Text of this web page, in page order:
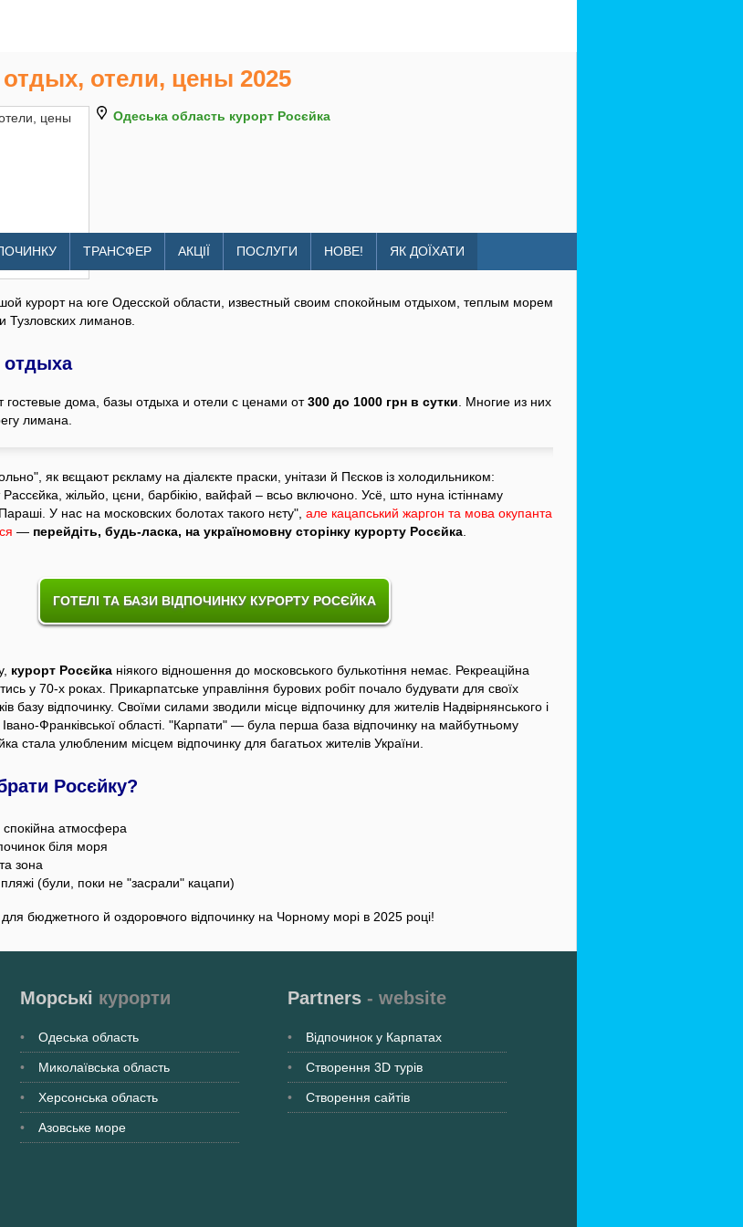
ТРАНСФЕР АКЦІЇ ПОСЛУГИ НОВЕ! ЯК ДОЇХАТИ
отели, цены 2025
Одеська область курорт Росєйка
litomore.com.ua/tourism/rosyeyka-kurort
курорт на юге Одесской области, известный своим спокойным отдыхом, теплым морем
Тузловских лиманов.
гостевые дома, базы отдыха и отели с ценами от300 до 1000 грн в сутки . Многие из них
лимана.
як вєщают рєкламу на діалєкте праски, унітази й Пєсков із холодильником:
Рассєйка, жільйо, цєни, барбікію, вайфай – всьо включоно. Усё, што нуна істіннаму
Параші. У нас на московских болотах такого нєту", але кацапський жаргон та мова окупанта
— перейдіть, будь-ласка, на україномовну сторінку курорту Росєйка
ГОТЕЛІ ТА БАЗИ ВІДПОЧИНКУ КУРОРТУ РОСЄЙКА
курорт Росєйка ніякого відношення до московського булькотіння немає. Рекреаційна
у 70-х роках. Прикарпатське управління бурових робіт почало будувати для своїх
базу відпочинку. Своїми силами зводили місце відпочинку для жителів Надвірнянського і
Івано-Франківської області. "Карпати" — була перша база відпочинку на майбутньому
стала улюбленим місцем відпочинку для багатьох жителів України.
Росєйку?
спокійна атмосфера
біля моря
зона
(були, поки не "засрали" кацапи)
для бюджетного й оздоровчого відпочинку на Чорному морі в 2025 році!
Морські курорти
Одеська область
Миколаївська область
Херсонська область
Азовське море
Partners - website
Відпочинок у Карпатах
Створення 3D турів
Створення сайтів